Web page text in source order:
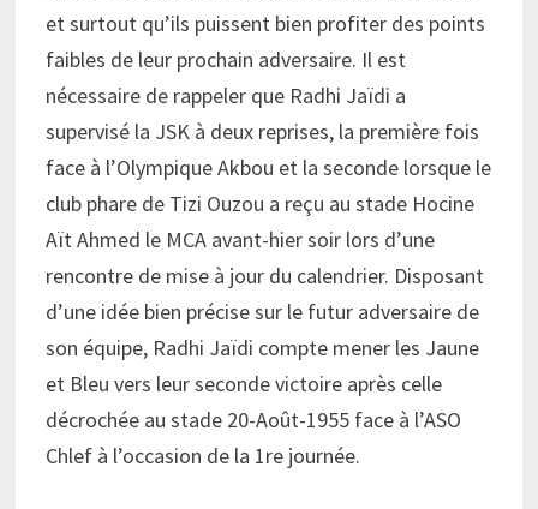
et surtout qu’ils puissent bien profiter des points
faibles de leur prochain adversaire. Il est
nécessaire de rappeler que Radhi Jaïdi a
supervisé la JSK à deux reprises, la première fois
face à l’Olympique Akbou et la seconde lorsque le
club phare de Tizi Ouzou a reçu au stade Hocine
Aït Ahmed le MCA avant-hier soir lors d’une
rencontre de mise à jour du calendrier. Disposant
d’une idée bien précise sur le futur adversaire de
son équipe, Radhi Jaïdi compte mener les Jaune
et Bleu vers leur seconde victoire après celle
décrochée au stade 20-Août-1955 face à l’ASO
Chlef à l’occasion de la 1re journée.